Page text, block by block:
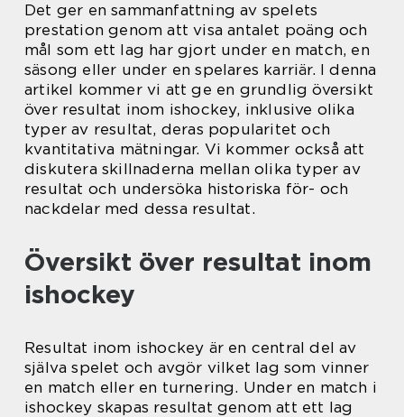
Det ger en sammanfattning av spelets
prestation genom att visa antalet poäng och
mål som ett lag har gjort under en match, en
säsong eller under en spelares karriär. I denna
artikel kommer vi att ge en grundlig översikt
över resultat inom ishockey, inklusive olika
typer av resultat, deras popularitet och
kvantitativa mätningar. Vi kommer också att
diskutera skillnaderna mellan olika typer av
resultat och undersöka historiska för- och
nackdelar med dessa resultat.
Översikt över resultat inom
ishockey
Resultat inom ishockey är en central del av
själva spelet och avgör vilket lag som vinner
en match eller en turnering. Under en match i
ishockey skapas resultat genom att ett lag